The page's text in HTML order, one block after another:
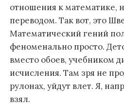
отношения к математике,
переводом. Так вот, это
Математический гений
феноменально просто.
вместо обоев, учебником
исчисления. Там зря не
рулонах, уйдут влет. Я,
взял.